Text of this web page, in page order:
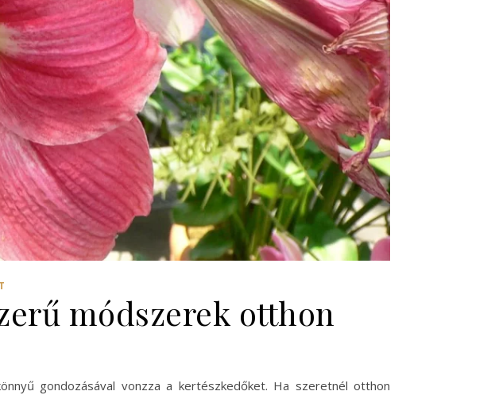
módszerek otthon
gondozásával vonzza a kertészkedőket. Ha szeretnél otthon